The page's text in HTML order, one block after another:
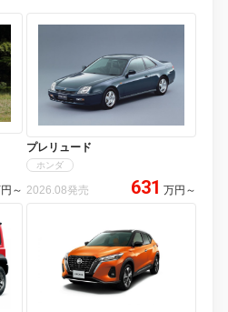
～
プレリュード
ホンダ
2026.08発売 631 万円 ～